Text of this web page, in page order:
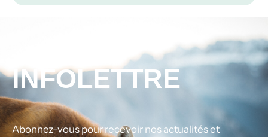
INFOLETTRE
Abonnez-vous pour recevoir nos actualités et